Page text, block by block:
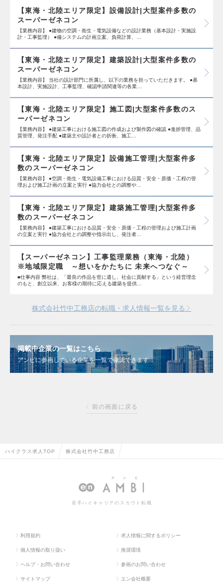
【東海・北陸エリア限定】設備設計|大型案件多数の
スーパーゼネコン
【業務内容】 ●建物の空調・衛生・電気設備などの設計業務（基本設計・実施設
計・工事監理） ●備システムの計画立案、負荷計算、…
【東海・北陸エリア限定】建築設計|大型案件多数の
スーパーゼネコン
【業務内容】 当社の設計部門に所属し、以下の業務を担っていただきます。 ●基
本設計、実施設計、工事監理、確認申請関連等の各業…
【東海・北陸エリア限定】施工図|大型案件多数のス
ーパーゼネコン
【業務内容】 ●建築工事における施工図の作成および製作図の確認 ●進捗管理、品
質管理、発注手配 ●建築主や設計者との折衝、施工…
【東海・北陸エリア限定】設備施工管理|大型案件多
数のスーパーゼネコン
【業務内容】 ●空調・衛生・電気設備工事における品質・安全・原価・工程の管
理および施工計画の立案と実行 ●協力会社との調整や…
【東海・北陸エリア限定】建築施工管理|大型案件多
数のスーパーゼネコン
【業務内容】 ●建築工事における品質・安全・原価・工程の管理および施工計画
の立案と実行 ●協力会社との調整や指示出し、発注者…
【スーパーゼネコン】工事監理業務（東海・北陸）
※地域限定職 ～想いをかたちに 未来へつなぐ～
■仕事内容 弊社は、「最良の作品を世に遺し、社会に貢献する」という経営理念
のもと、創立以来、お客様の期待に応える建築を提供…
株式会社竹中工務店の転職・求人情報一覧を見る
掲載中企業の一覧はこちら
アンビに参画している企業を一覧で確認できます
前の画面に戻る
ハイクラス求人TOP 株式会社竹中工務店
若手ハイキャリアのスカウト転職
利用規約 求人情報に関するポリシー
個人情報の取り扱い 推奨環境
ヘルプ・お問い合わせ 参画のお問い合わせ
サイトマップ エン会社概要